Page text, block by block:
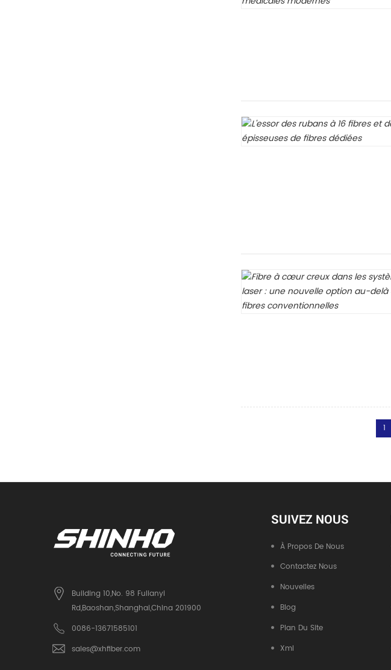
1
Building 10,No. 98 Fulianyi
Rd,Baoshan,Shanghai,China 201900
0086-13671585101
sales@xhfiber.com
SUIVEZ NOUS
À Propos De Nous
Contactez Nous
Nouvelles
Blog
Plan Du Site
Xml